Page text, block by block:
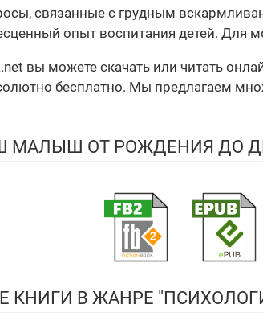
связанные с грудным
опыт воспитания детей. Для
вы можете скачать или читать
бесплатно. Мы предлагаем
МАЛЫШ ОТ РОЖДЕНИЯ ДО
КНИГИ В ЖАНРЕ